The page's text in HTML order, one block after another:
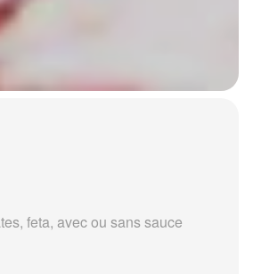
feta, avec ou sans sauce